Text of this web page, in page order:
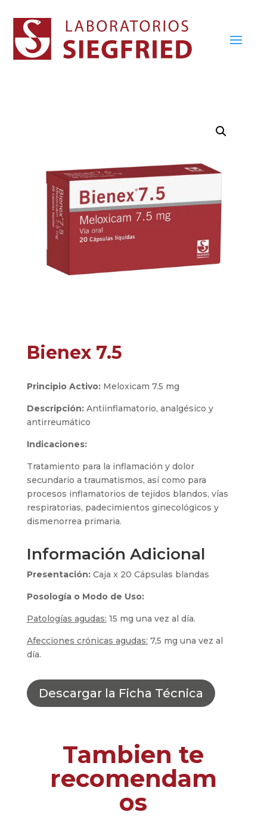
Bienex 7.5
Principio Activo:Meloxicam 7.5 mg
Descripción: Antiinflamatorio, analgésico y
antirreumático
Indicaciones:
Tratamiento para la inflamación y dolor
secundario a traumatismos, así como para
procesos inflamatorios de tejidos blandos, vías
respiratorias, padecimientos ginecológicos y
dismenorrea primaria.
Información Adicional
Presentación:Caja x 20 Cápsulas blandas
Posología o Modo de Uso:
Patologías agudas: 15 mg una vez al día.
Afecciones crónicas agudas: 7,5 mg una vez al
día.
Descargar la Ficha Técnica
Tambien te
recomendam
os